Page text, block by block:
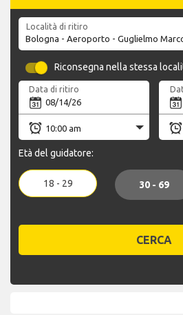
Località di ritiro
Riconsegna nella stessa
Data di ritiro
Età del guidatore:
18 - 29 30 - 69
CERCA